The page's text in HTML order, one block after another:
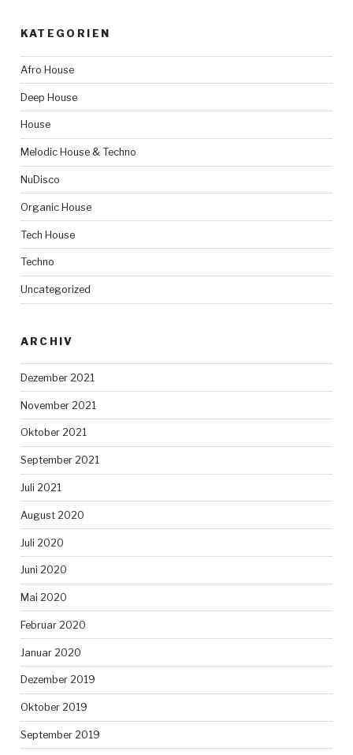
KATEGORIEN
Afro House
Deep House
House
Melodic House & Techno
NuDisco
Organic House
Tech House
Techno
Uncategorized
ARCHIV
Dezember 2021
November 2021
Oktober 2021
September 2021
Juli 2021
August 2020
Juli 2020
Juni 2020
Mai 2020
Februar 2020
Januar 2020
Dezember 2019
Oktober 2019
September 2019